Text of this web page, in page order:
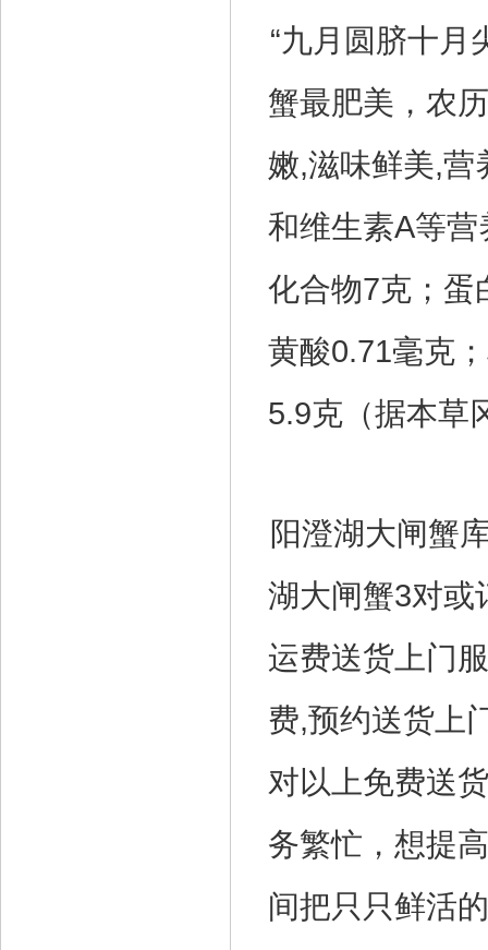
“九月圆脐十月
蟹最肥美，农
嫩,滋味鲜美,营
和维生素A等
化合物7克；蛋
黄酸0.71毫克
5.9克（据本草
阳澄湖大闸蟹
湖大闸蟹3对或
运费送货上门
费,预约送货上
对以上免费送货
务繁忙，想提高
间把只只鲜活的